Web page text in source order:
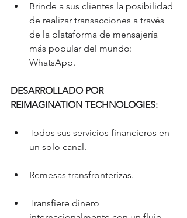
Brinde a sus clientes la posibilidad
de realizar transacciones a través
de la plataforma de mensajería
más popular del mundo:
WhatsApp.
DESARROLLADO POR
REIMAGINATION TECHNOLOGIES:
Todos sus servicios financieros en
un solo canal.
Remesas transfronterizas.
Transfiere dinero